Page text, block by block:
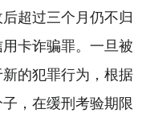
超过三个月仍不归
卡诈骗罪。一旦被
的犯罪行为，根据
，在缓刑考验期限